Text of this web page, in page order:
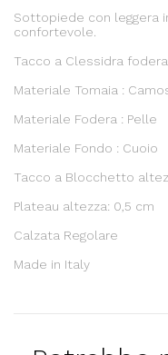
Sottopiede con leggera
confortevole.
Tacco a Clessidra
Materiale Tomaia :
Materiale Fodera : Pelle
Materiale Fondo : Cuoio
Tacco a Blocchetto
Plateau altezza: 0,5 cm
Calzata Regolare
Made in Italy